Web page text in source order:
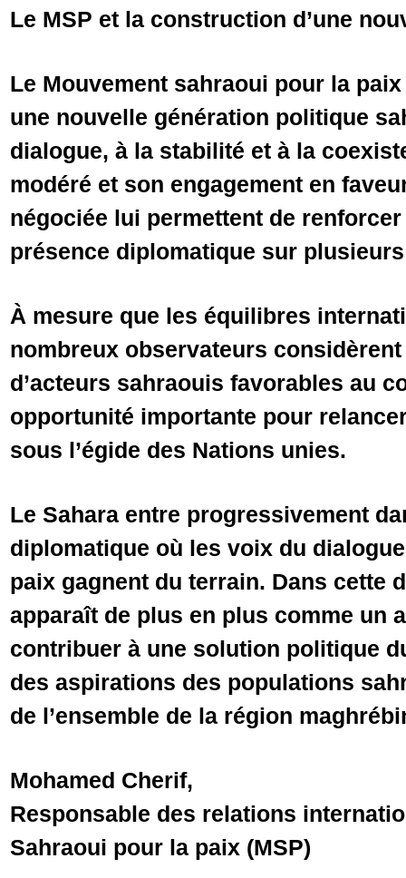
Le MSP et la construction d’une
Le Mouvement sahraoui pour la
une nouvelle génération politique
dialogue, à la stabilité et à la
modéré et son engagement en
négociée lui permettent de
présence diplomatique sur
À mesure que les équilibres
nombreux observateurs considèrent
d’acteurs sahraouis favorables au
opportunité importante pour
sous l’égide des Nations unies.
Le Sahara entre progressivement
diplomatique où les voix du
paix gagnent du terrain. Dans cette
apparaît de plus en plus comme un
contribuer à une solution politique
des aspirations des populations
de l’ensemble de la région
Mohamed Cherif,
Responsable des relations
Sahraoui pour la paix (MSP)